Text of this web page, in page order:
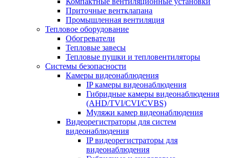
Приточные вентклапана
Промышленная вентиляция
Тепловое оборудование
Обогреватели
Тепловые завесы
Тепловые пушки и тепловентиляторы
Системы безопасности
Камеры видеонаблюдения
IP камеры видеонаблюдения
Гибридные камеры видеонаблюдения
(AHD/TVI/CVI/CVBS)
Муляжи камер видеонаблюдения
Видеорегистраторы для систем
видеонаблюдения
IP видеорегистраторы для
видеонаблюдения